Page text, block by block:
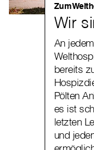
Zum
Wir
An
bereits
Pölten
es ist
letzten
und